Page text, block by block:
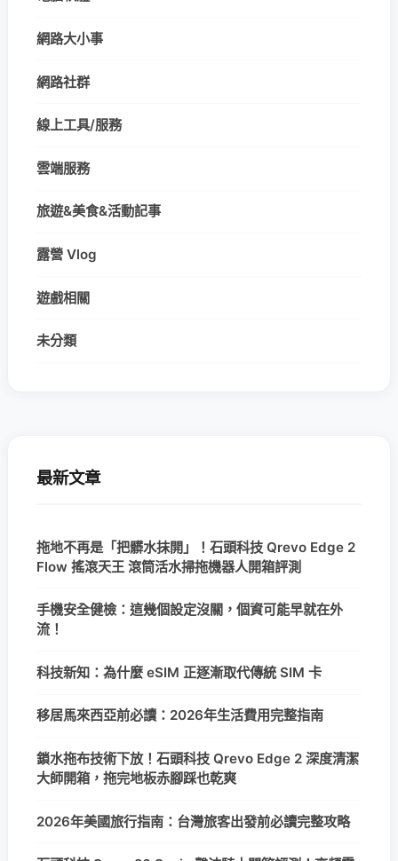
網路大小事
網路社群
線上工具/服務
雲端服務
旅遊&美食&活動記事
露營 Vlog
遊戲相關
未分類
最新文章
拖地不再是「把髒水抹開」！石頭科技 Qrevo Edge 2
Flow 搖滾天王 滾筒活水掃拖機器人開箱評測
手機安全健檢：這幾個設定沒關，個資可能早就在外
流！
科技新知：為什麼 eSIM 正逐漸取代傳統 SIM 卡
移居馬來西亞前必讀：2026年生活費用完整指南
鎖水拖布技術下放！石頭科技 Qrevo Edge 2 深度清潔
大師開箱，拖完地板赤腳踩也乾爽
2026年美國旅行指南：台灣旅客出發前必讀完整攻略